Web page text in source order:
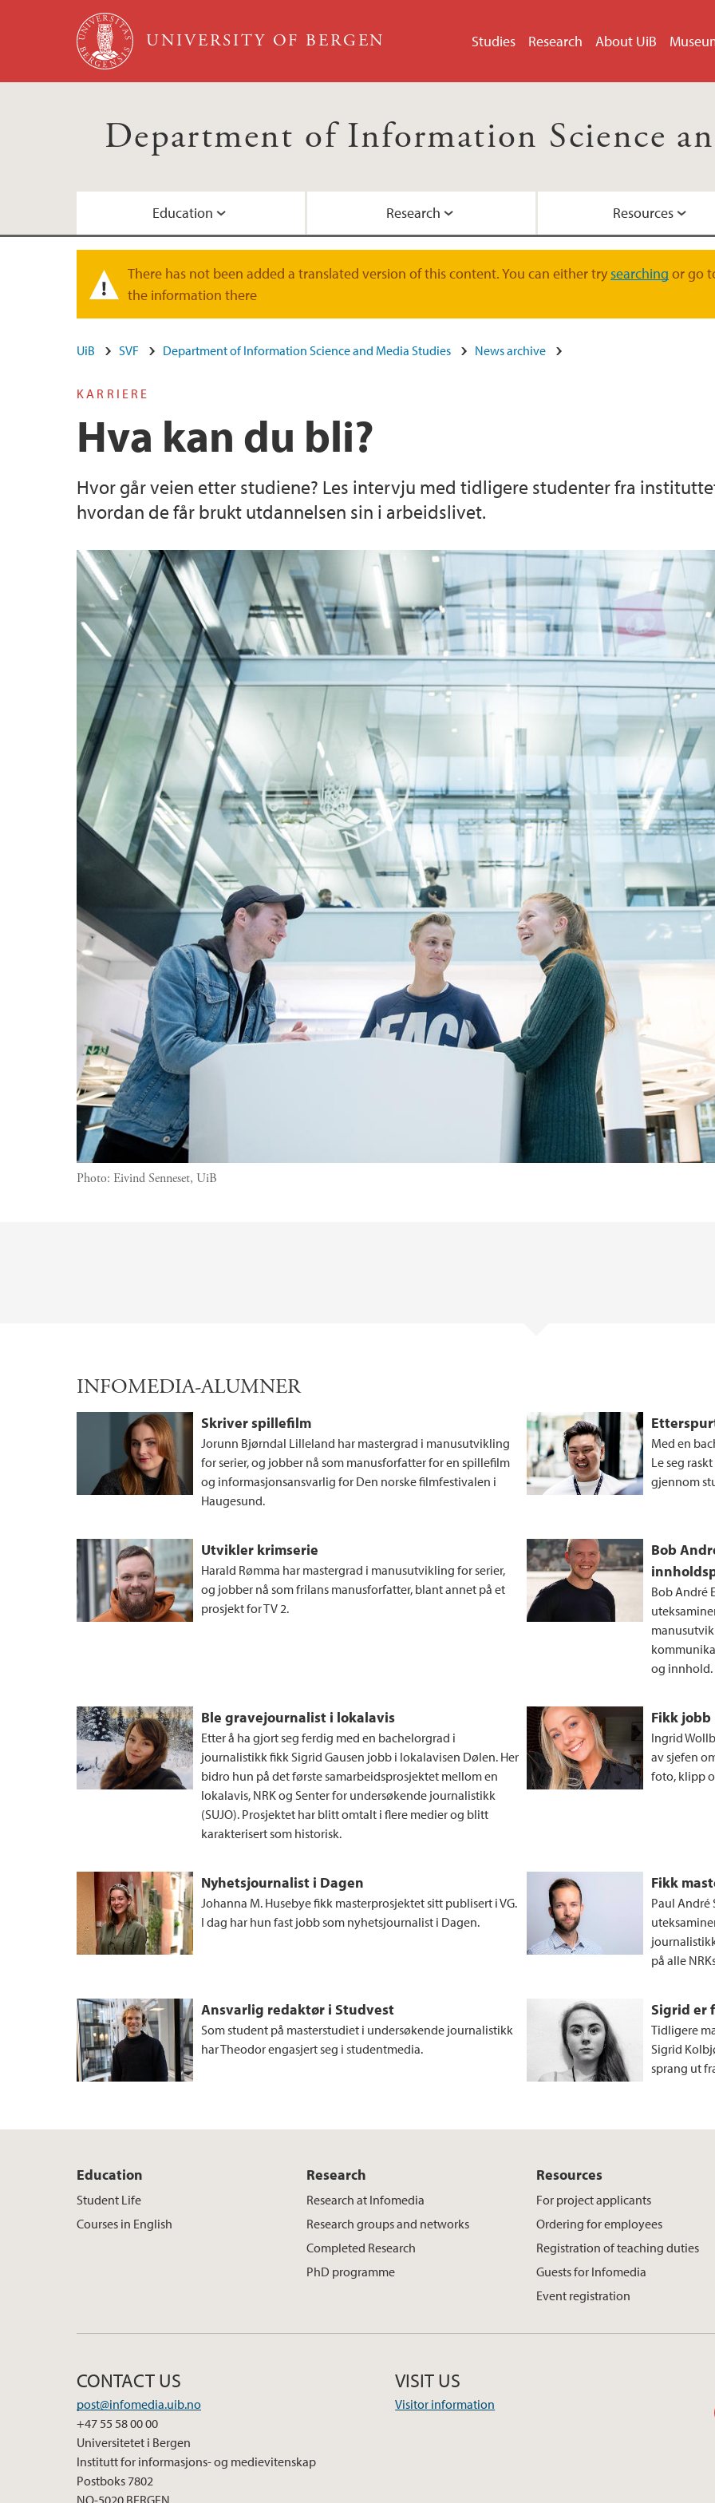
Skip to main content
UNIVERSITY OF BERGEN Studies Research About UiB
Department of Information Science
Education Research Resources
Event registration
Warning message
There has not been added a translated version of this content. You can either trysearching or go
the information there
UiB SVF Department of Information Science and Media Studies News archive
KARRIERE
Hva kan du bli?
Hvor går veien etter studiene? Les intervju med tidligere studenter fra
hvordan de får brukt utdannelsen sin i arbeidslivet.
Photo: Eivind Senneset, UiB
INFOMEDIA-ALUMNER
Skriver spillefilm
Jorunn Bjørndal Lilleland har mastergrad i manusutvikling
for serier, og jobber nå som manusforfatter for en spillefilm
og informasjonsansvarlig for Den norske filmfestivalen i
Haugesund.
Med en
Le seg
gjennom
Utvikler krimserie
Harald Rømma har mastergrad i manusutvikling for serier,
og jobber nå som frilans manusforfatter, blant annet på et
prosjekt for TV 2.
Bob
Bob André
og innhold.
Ble gravejournalist i lokalavis
Etter å ha gjort seg ferdig med en bachelorgrad i
journalistikk fikk Sigrid Gausen jobb i lokalavisen Dølen. Her
bidro hun på det første samarbeidsprosjektet mellom en
lokalavis, NRK og Senter for undersøkende journalistikk
(SUJO). Prosjektet har blitt omtalt i flere medier og blitt
karakterisert som historisk.
Fikk jobb
Ingrid
av sjefen
foto, klipp
Nyhetsjournalist i Dagen
Johanna M. Husebye fikk masterprosjektet sitt publisert i VG.
I dag har hun fast jobb som nyhetsjournalist i Dagen.
Fikk
Paul André
på alle
Ansvarlig redaktør i Studvest
Som student på masterstudiet i undersøkende journalistikk
har Theodor engasjert seg i studentmedia.
Sigrid er
Tidligere
Sigrid
sprang ut
Education
Student Life
Courses in English
Research
Research at Infomedia
Research groups and networks
Completed Research
PhD programme
Resources
For project applicants
Ordering for employees
Registration of teaching duties
Guests for Infomedia
Event registration
CONTACT US
post@infomedia.uib.no
+47 55 58 00 00
Universitetet i Bergen
Institutt for informasjons- og medievitenskap
Postboks 7802
NO-5020 BERGEN
VISIT US
Visitor information